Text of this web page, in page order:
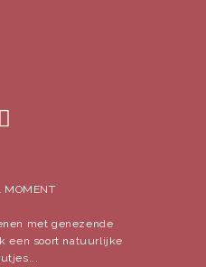
MOMENT
met genezende
een soort natuurlijke